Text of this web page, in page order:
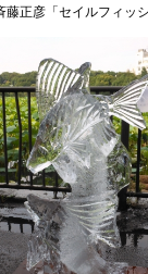
藤正彦「セイルフィッシ